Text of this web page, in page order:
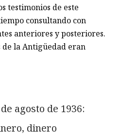
testimonios de este
consultando con
anteriores y posteriores.
de la Antigüedad eran
agosto de 1936:
dinero